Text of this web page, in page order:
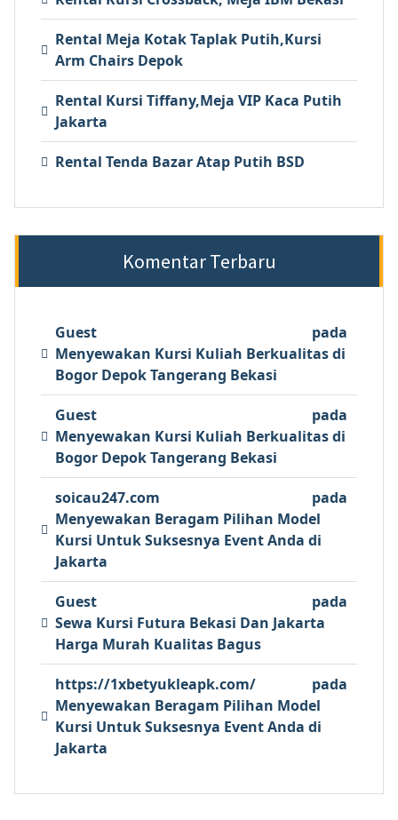
Rental Meja Kotak Taplak Putih,Kursi
Arm Chairs Depok
Rental Kursi Tiffany,Meja VIP Kaca Putih
Jakarta
Rental Tenda Bazar Atap Putih BSD
Komentar Terbaru
Guest
pada
Menyewakan Kursi Kuliah Berkualitas di
Bogor Depok Tangerang Bekasi
Guest
pada
Menyewakan Kursi Kuliah Berkualitas di
Bogor Depok Tangerang Bekasi
soicau247.com
pada
Menyewakan Beragam Pilihan Model
Kursi Untuk Suksesnya Event Anda di
Jakarta
Guest
pada
Sewa Kursi Futura Bekasi Dan Jakarta
Harga Murah Kualitas Bagus
https://1xbetyukleapk.com/
pada
Menyewakan Beragam Pilihan Model
Kursi Untuk Suksesnya Event Anda di
Jakarta